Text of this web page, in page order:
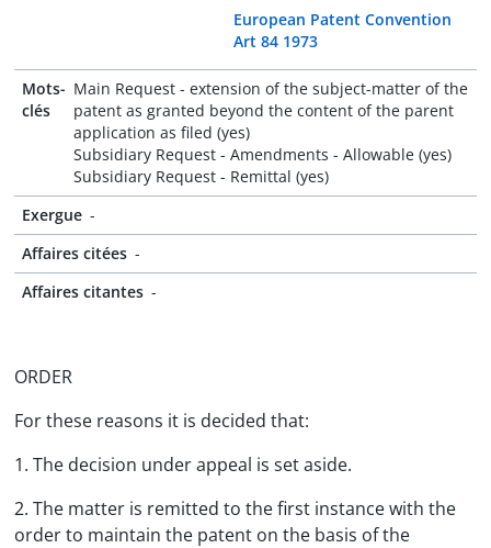
European Patent Convention
Art 84 1973
Mots-
clés
Main Request - extension of the subject-matter of the
patent as granted beyond the content of the parent
application as filed (yes)
Subsidiary Request - Amendments - Allowable (yes)
Subsidiary Request - Remittal (yes)
Exergue -
Affaires citées -
Affaires citantes -
ORDER
For these reasons it is decided that:
1. The decision under appeal is set aside.
2. The matter is remitted to the first instance with the
order to maintain the patent on the basis of the